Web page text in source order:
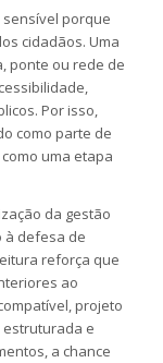
sensível porque
cidadãos. Uma
ponte ou rede de
Por isso,
como parte de
uma etapa
da gestão
à defesa de
reforça que
ao
projeto
estruturada e
a chance